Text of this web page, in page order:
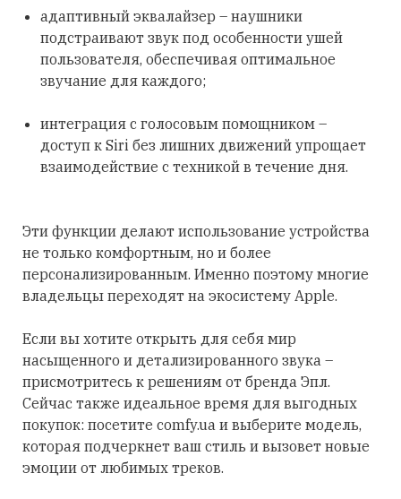
адаптивный эквалайзер – наушники
подстраивают звук под особенности ушей
пользователя, обеспечивая оптимальное
звучание для каждого;
интеграция с голосовым помощником –
доступ к Siri без лишних движений упрощает
взаимодействие с техникой в течение дня.
Эти функции делают использование устройства
не только комфортным, но и более
персонализированным. Именно поэтому многие
владельцы переходят на экосистему Apple.
Если вы хотите открыть для себя мир
насыщенного и детализированного звука –
присмотритесь к решениям от бренда Эпл.
Сейчас также идеальное время для выгодных
покупок: посетите comfy.ua и выберите модель,
которая подчеркнет ваш стиль и вызовет новые
эмоции от любимых треков.